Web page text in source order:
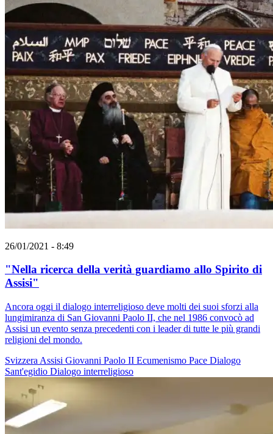
26/01/2021 - 8:49
"Nella ricerca della verità guardiamo allo Spirito di
Assisi"
Ancora oggi il dialogo interreligioso deve molti dei suoi sforzi alla
lungimiranza di San Giovanni Paolo II, che nel 1986 convocò ad
Assisi un evento senza precedenti con i leader di tutte le più grandi
religioni del mondo.
Svizzera Assisi Giovanni Paolo II Ecumenismo Pace Dialogo
Sant'egidio Dialogo interreligioso